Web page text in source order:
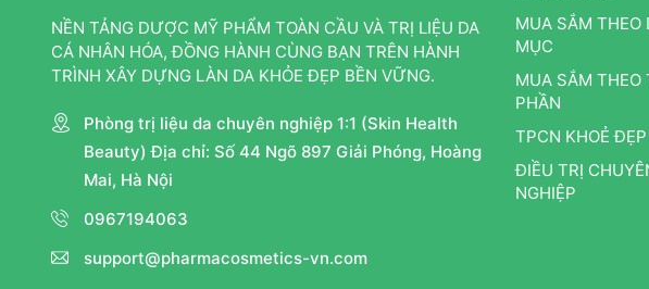
NỀN TẢNG DƯỢC MỸ PHẨM TOÀN CẦU VÀ TRỊ LIỆU DA
CÁ NHÂN HÓA, ĐỒNG HÀNH CÙNG BẠN TRÊN HÀNH
TRÌNH XÂY DỰNG LÀN DA KHỎE ĐẸP BỀN VỮNG.
Phòng trị liệu da chuyên nghiệp 1:1 (Skin Health
Beauty) Địa chỉ: Số 44 Ngõ 897 Giải Phóng, Hoàng
Mai, Hà Nội
0967194063
support@pharmacosmetics-vn.com
MUA SẮM THEO
MỤC
MUA SẮM THEO
PHẦN
TPCN KHOẺ ĐẸP
ĐIỀU TRỊ
NGHIỆP